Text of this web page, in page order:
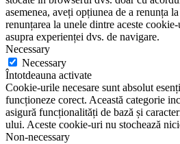
asemenea, aveți opțiunea de a renunța
renunțarea la unele dintre aceste
asupra experienței dvs. de navigare.
Necessary
Necessary
Întotdeauna activate
Cookie-urile necesare sunt absolut
funcționeze corect. Această categorie
asigură funcționalități de bază și
ului. Aceste cookie-uri nu stochează
Non-necessary